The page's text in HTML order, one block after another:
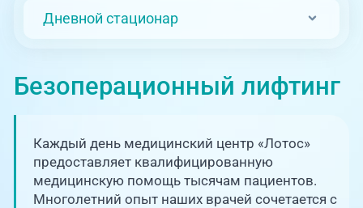
Отзывы
Адреса клиник
О клинике
Медицина на дому
Телемедицина
+7 (351) 220-00-03
Единая справочная служба,
запись на прием
Дневной стационар
Безоперационный лифтинг
Каждый день медицинский центр «Лотос»
предоставляет квалифицированную
медицинскую помощь тысячам пациентов.
Многолетний опыт наших врачей сочетается с